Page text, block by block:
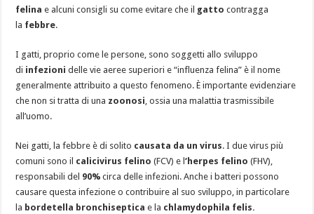
felinae alcuni consigli su come evitare che il gatto contragga
la febbre.
I gatti, proprio come le persone, sono soggetti allo sviluppo
di infezioni delle vie aeree superiori e “influenza felina” è il nome
generalmente attribuito a questo fenomeno. È importante evidenziare
che non si tratta di una zoonosi, ossia una malattia trasmissibile
all’uomo.
Nei gatti, la febbre è di solito causata da un virus. I due virus più
comuni sono il calicivirus felino (FCV) e l‘herpes felino (FHV),
responsabili del 90% circa delle infezioni. Anche i batteri possono
causare questa infezione o contribuire al suo sviluppo, in particolare
la bordetella bronchiseptica e la chlamydophila felis.